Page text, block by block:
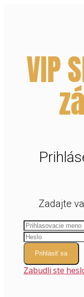
VIP
Zadajte
Prihlásiť sa
Zabudli ste